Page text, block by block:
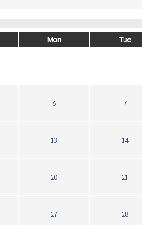
Mon Tue
6 7
13 14
20 21
27 28